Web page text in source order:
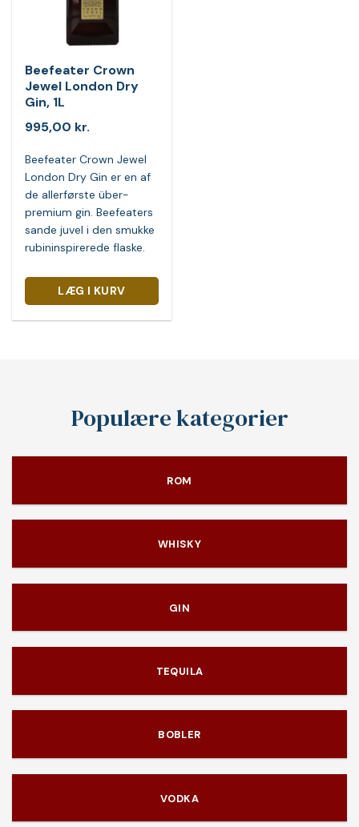
Beefeater Crown
Jewel London Dry
Gin, 1L
995,00 kr.
Beefeater Crown Jewel
London Dry Gin er en af
de allerførste über-
premium gin. Beefeaters
sande juvel i den smukke
rubininspirerede flaske.
LÆG I KURV
Populære kategorier
ROM
WHISKY
GIN
TEQUILA
BOBLER
VODKA